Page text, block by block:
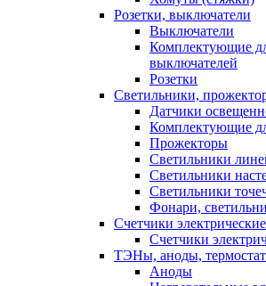
Розетки, выключатели
Выключатели
Комплектующие
выключателей
Розетки
Светильники,
Датчики
Комплектующие
Прожекторы
Светильники
Светильники
Светильники
Фонари,
Счетчики электрические
Счетчики
ТЭНы, аноды,
Аноды